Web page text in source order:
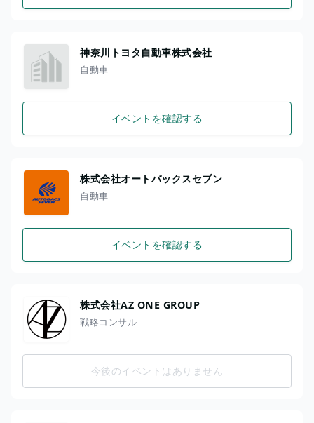
神奈川トヨタ自動車株式会社
自動車
イベントを確認する
株式会社オートバックスセブン
自動車
イベントを確認する
株式会社AZ ONE GROUP
戦略コンサル
今後のイベントはありません